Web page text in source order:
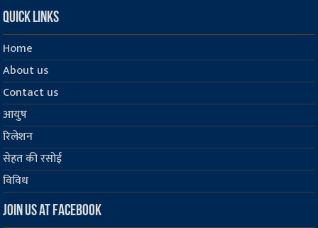
Quick Links
Home
About us
Contact us
आयुष
रिलेशन
सेहत की रसोई
विविध
Join us at Facebook